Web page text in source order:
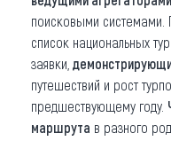
поисковыми системами.
список национальных
заявки,
путешествий и рост
предшествующему году.
маршрута в разного